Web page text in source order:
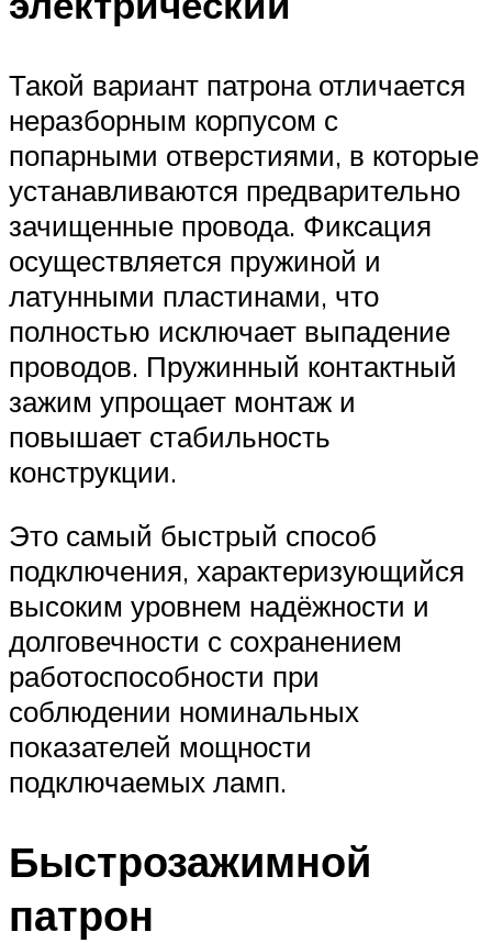
Такой вариант патрона отличается
неразборным корпусом с
попарными отверстиями, в которые
устанавливаются предварительно
зачищенные провода. Фиксация
осуществляется пружиной и
латунными пластинами, что
полностью исключает выпадение
проводов. Пружинный контактный
зажим упрощает монтаж и
повышает стабильность
конструкции.
Это самый быстрый способ
подключения, характеризующийся
высоким уровнем надёжности и
долговечности с сохранением
работоспособности при
соблюдении номинальных
показателей мощности
подключаемых ламп.
Быстрозажимной
патрон